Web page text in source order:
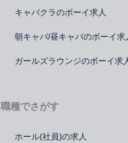
キャバクラのボーイ求人
朝キャバ/昼キャバのボーイ求
ガールズラウンジのボーイ求
職種でさがす
ホール(社員)の求人